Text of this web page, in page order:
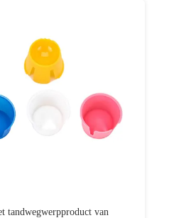
tandwegwerpproduct van